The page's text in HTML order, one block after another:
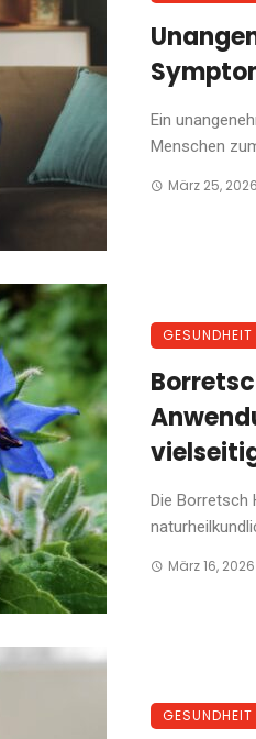
Ein
Menschen
März 25, 2026
Die Borretsch
März 16, 2026